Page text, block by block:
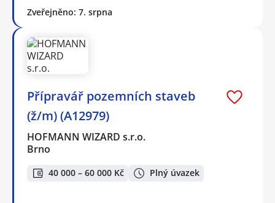
Zveřejněno: 7. srpna
Přípravář pozemních staveb
(ž/m) (A12979)
HOFMANN WIZARD s.r.o.
Brno
40 000 – 60 000 Kč Plný úvazek